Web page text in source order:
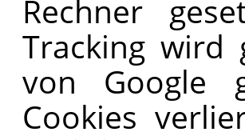
Rechner
Tracking wird
von Google
Cookies